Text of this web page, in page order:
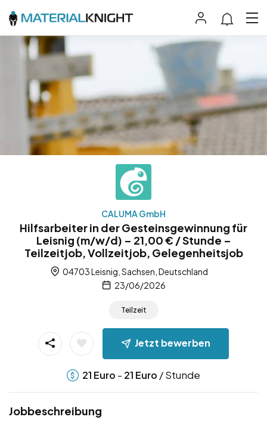
CALUMA GmbH
Hilfsarbeiter in der Gesteinsgewinnung für
Leisnig (m/w/d) – 21,00 € / Stunde –
Teilzeitjob, Vollzeitjob, Gelegenheitsjob
04703 Leisnig, Sachsen, Deutschland
23/06/2026
Teilzeit
Jetzt bewerben
21 Euro - 21 Euro / Stunde
Jobbeschreibung